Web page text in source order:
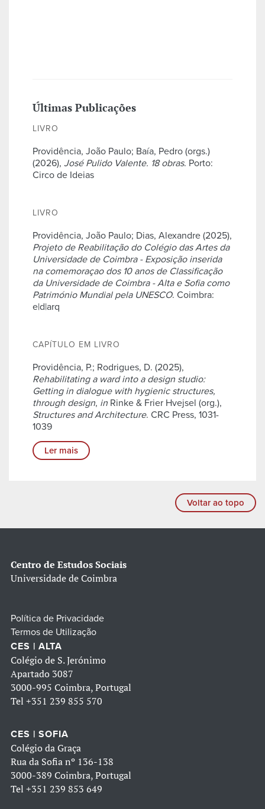
Últimas Publicações
LIVRO
Providência, João Paulo; Baía, Pedro (orgs.)
(2026), José Pulido Valente. 18 obras. Porto:
Circo de Ideias
LIVRO
Providência, João Paulo; Dias, Alexandre (2025),
Projeto de Reabilitação do Colégio das Artes da
Universidade de Coimbra - Exposição inserida
na comemoraçao dos 10 anos de Classificação
da Universidade de Coimbra - Alta e Sofia como
Património Mundial pela UNESCO. Coimbra:
e|d|arq
CAPÍTULO EM LIVRO
Providência, P.; Rodrigues, D. (2025),
Rehabilitating a ward into a design studio:
Getting in dialogue with hygienic structures,
through design, in Rinke & Frier Hvejsel (org.),
Structures and Architecture. CRC Press, 1031-
1039
Ler mais
Voltar ao topo
Centro de Estudos Sociais
Universidade de Coimbra
Política de Privacidade
Termos de Utilização
CES | ALTA
Colégio de S. Jerónimo
Apartado 3087
3000-995 Coimbra, Portugal
Tel +351 239 855 570
CES | SOFIA
Colégio da Graça
Rua da Sofia nº 136-138
3000-389 Coimbra, Portugal
Tel +351 239 853 649